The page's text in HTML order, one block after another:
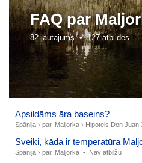
FAQ par
82 jautājums •127 atbildes
Apsildāms āra baseins?
Spānija › par. Maljorka › Hipotels Don Juan
Sveiki, kāda ir temperatūra
Spānija › par. Maljorka • Nav atbilžu